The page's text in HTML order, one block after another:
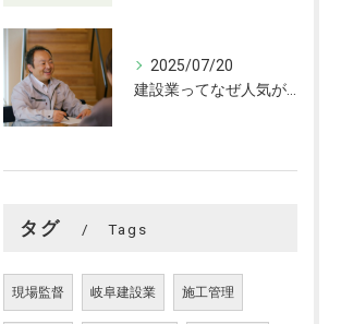
2025/07/20
タグ Tags
現場監督 岐阜建設業 施工管理